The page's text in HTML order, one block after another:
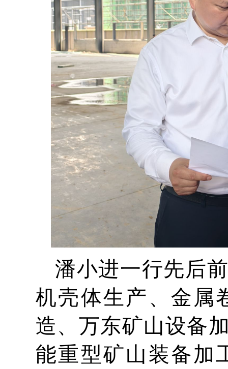
潘小进一行先后
机壳体生产、金属
造、万东矿山设备
能重型矿山装备加